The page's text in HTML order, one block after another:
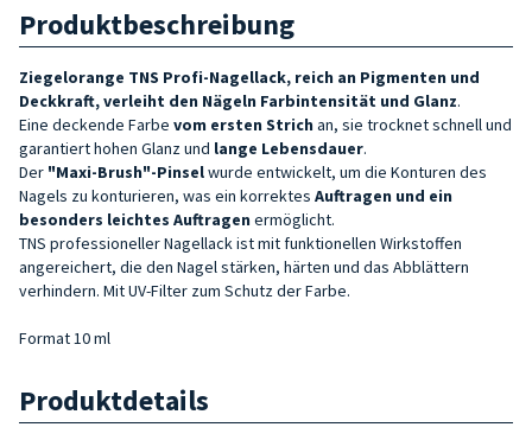
Produktbeschreibung
Ziegelorange TNS Profi-Nagellack, reich an Pigmenten und
Deckkraft, verleiht den Nägeln Farbintensität und Glanz.
Eine deckende Farbe vom ersten Strich an, sie trocknet schnell und
garantiert hohen Glanz und lange Lebensdauer.
Der "Maxi-Brush"-Pinselwurde entwickelt, um die Konturen des
Nagels zu konturieren, was ein korrektes Auftragen und ein
besonders leichtes Auftragen ermöglicht.
TNS professioneller Nagellack ist mit funktionellen Wirkstoffen
angereichert, die den Nagel stärken, härten und das Abblättern
verhindern. Mit UV-Filter zum Schutz der Farbe.
Format 10 ml
Produktdetails